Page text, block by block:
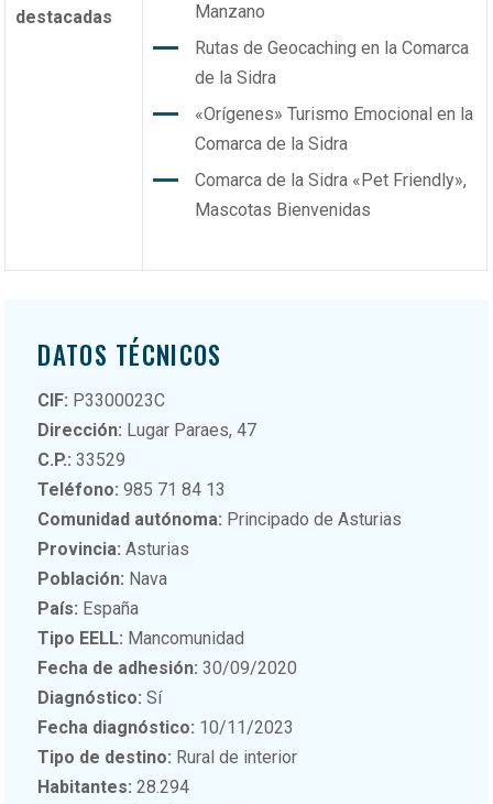
destacadas
Manzano
Rutas de Geocaching en la Comarca
de la Sidra
«Orígenes» Turismo Emocional en la
Comarca de la Sidra
Comarca de la Sidra «Pet Friendly»,
Mascotas Bienvenidas
DATOS TÉCNICOS
CIF: P3300023C
Dirección: Lugar Paraes, 47
C.P.: 33529
Teléfono: 985 71 84 13
Comunidad autónoma: Principado de Asturias
Provincia: Asturias
Población: Nava
País: España
Tipo EELL: Mancomunidad
Fecha de adhesión: 30/09/2020
Diagnóstico: Sí
Fecha diagnóstico: 10/11/2023
Tipo de destino: Rural de interior
Habitantes: 28.294